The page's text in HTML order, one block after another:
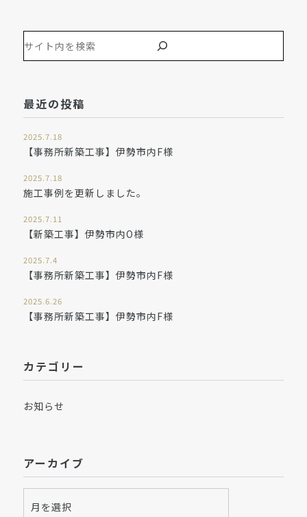
最近の投稿
【事務所新築工事】伊勢市内F様
2025.7.18
施工事例を更新しました。
2025.7.18
【新築工事】伊勢市内O様
2025.7.11
【事務所新築工事】伊勢市内F様
2025.7.4
【事務所新築工事】伊勢市内F様
2025.6.26
カテゴリー
お知らせ
アーカイブ
ア